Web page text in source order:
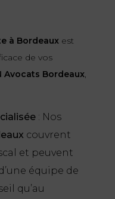
à Bordeaux est
de vos
Avocats Bordeaux,
: Nos
couvrent
et peuvent
équipe de
qu’au